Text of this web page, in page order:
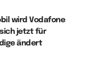
wird Vodafone
sich jetzt für
ändert